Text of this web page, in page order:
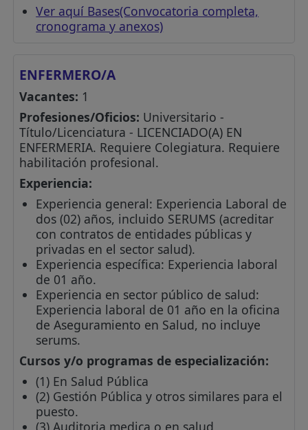
Ver aquí Bases(Convocatoria completa,
cronograma y anexos)
ENFERMERO/A
Vacantes: 1
Profesiones/Oficios: Universitario -
Título/Licenciatura - LICENCIADO(A) EN
ENFERMERIA. Requiere Colegiatura. Requiere
habilitación profesional.
Experiencia:
Experiencia general: Experiencia Laboral de
dos (02) años, incluido SERUMS (acreditar
con contratos de entidades públicas y
privadas en el sector salud).
Experiencia específica: Experiencia laboral
de 01 año.
Experiencia en sector público de salud:
Experiencia laboral de 01 año en la oficina
de Aseguramiento en Salud, no incluye
serums.
Cursos y/o programas de especialización:
(1) En Salud Pública
(2) Gestión Pública y otros similares para el
puesto.